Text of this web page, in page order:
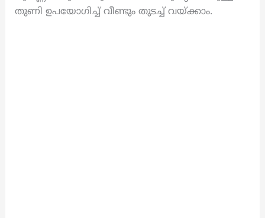
തുണി ഉപയോഗിച്ച് വീണ്ടും തുടച്ച് വയ്ക്കാം.